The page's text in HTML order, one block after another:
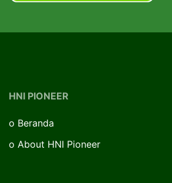
HNI PIONEER
o Beranda
o About HNI Pioneer